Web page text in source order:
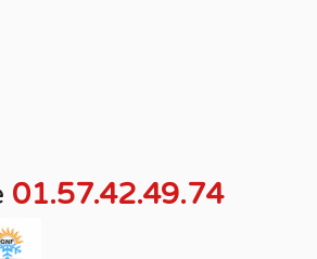
01.57.42.49.74